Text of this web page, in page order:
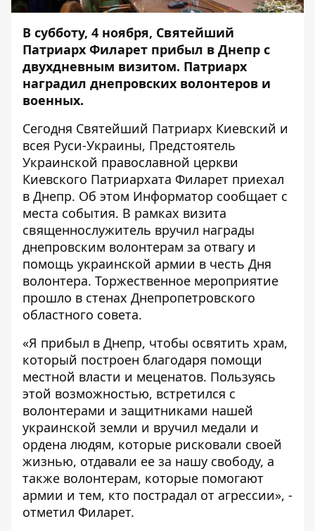
В субботу, 4 ноября, Святейший
Патриарх Филарет прибыл в Днепр с
двухдневным визитом. Патриарх
наградил днепровских волонтеров и
военных.
Сегодня Святейший Патриарх Киевский и
всея Руси-Украины, Предстоятель
Украинской православной церкви
Киевского Патриархата Филарет приехал
в Днепр. Об этом Информатор сообщает с
места события. В рамках визита
священнослужитель вручил награды
днепровским волонтерам за отвагу и
помощь украинской армии в честь Дня
волонтера. Торжественное мероприятие
прошло в стенах Днепропетровского
областного совета.
«Я прибыл в Днепр, чтобы освятить храм,
который построен благодаря помощи
местной власти и меценатов. Пользуясь
этой возможностью, встретился с
волонтерами и защитниками нашей
украинской земли и вручил медали и
ордена людям, которые рисковали своей
жизнью, отдавали ее за нашу свободу, а
также волонтерам, которые помогают
армии и тем, кто пострадал от агрессии», -
отметил Филарет.